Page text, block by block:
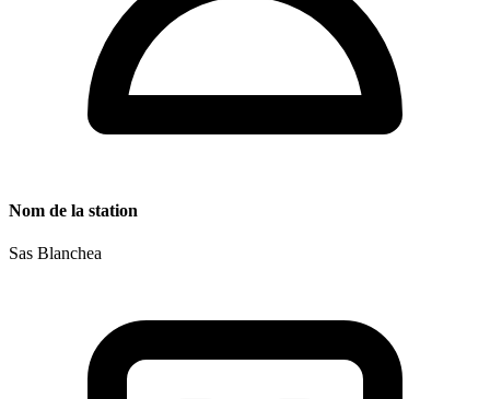
Nom de la station
Sas Blanchea